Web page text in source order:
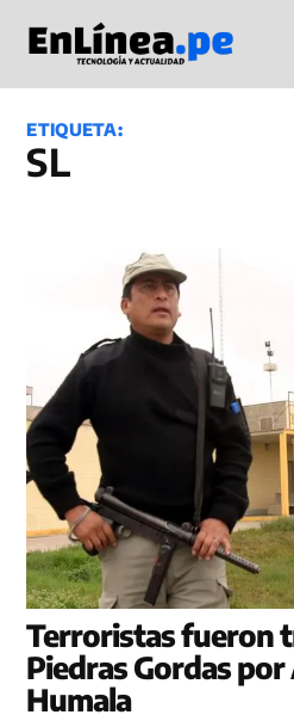
contenido
en
ETIQUETA:
SL
Terroristas fueron
Piedras Gordas
Humala